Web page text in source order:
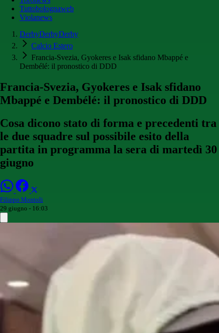
Tuttobolognaweb
Violanews
DerbyDerbyDerby
Calcio Estero
Francia-Svezia, Gyokeres e Isak sfidano Mbappé e
Dembélé: il pronostico di DDD
Francia-Svezia, Gyokeres e Isak sfidano
Mbappé e Dembélé: il pronostico di DDD
Cosa dicono stato di forma e precedenti tra
le due squadre sul possibile esito della
partita in programma la sera di martedì 30
giugno
Filippo Montoli
29 giugno - 16:03